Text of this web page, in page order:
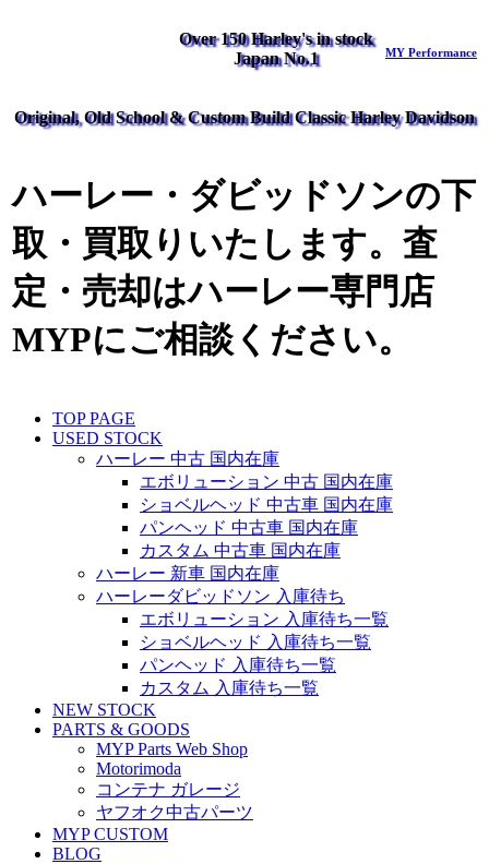
Over 150 Harley's in stock
Japan No.1
MY Performance
Original, Old School & Custom Build Classic Harley Davidson
ハーレー・ダビッドソンの下
取・買取りいたします。査
定・売却はハーレー専門店
MYPにご相談ください。
TOP PAGE
USED STOCK
ハーレー 中古 国内在庫
エボリューション 中古 国内在庫
ショベルヘッド 中古車 国内在庫
パンヘッド 中古車 国内在庫
カスタム 中古車 国内在庫
ハーレー 新車 国内在庫
ハーレーダビッドソン 入庫待ち
エボリューション 入庫待ち一覧
ショベルヘッド 入庫待ち一覧
パンヘッド 入庫待ち一覧
カスタム 入庫待ち一覧
NEW STOCK
PARTS & GOODS
MYP Parts Web Shop
Motorimoda
コンテナ ガレージ
ヤフオク中古パーツ
MYP CUSTOM
BLOG